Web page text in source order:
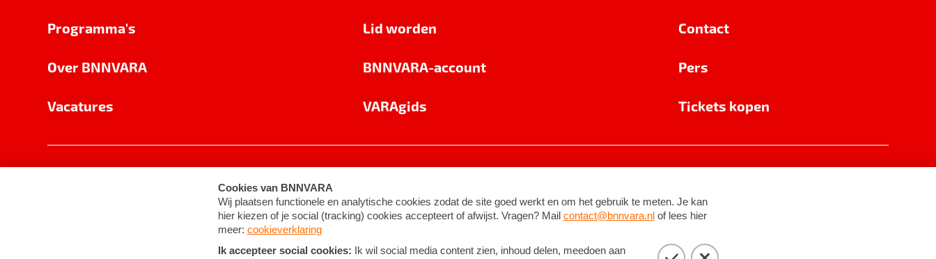
Programma's
Over BNNVARA
Vacatures
Lid worden
BNNVARA-account
VARAgids
Contact
Pers
Tickets kopen
Cookie-instellingen Algemene voorwaarden ©2026BNNVARA